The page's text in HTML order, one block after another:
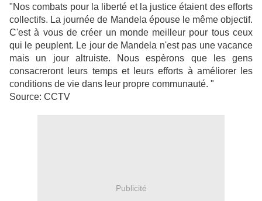
"Nos combats pour la liberté et la justice étaient des efforts
collectifs. La journée de Mandela épouse le même objectif.
C'est à vous de créer un monde meilleur pour tous ceux
qui le peuplent. Le jour de Mandela n'est pas une vacance
mais un jour altruiste. Nous espèrons que les gens
consacreront leurs temps et leurs efforts à améliorer les
conditions de vie dans leur propre communauté. "
Source: CCTV
Publicité